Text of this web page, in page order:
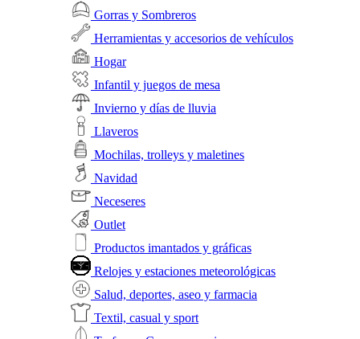
Gorras y Sombreros
Herramientas y accesorios de vehículos
Hogar
Infantil y juegos de mesa
Invierno y días de lluvia
Llaveros
Mochilas, trolleys y maletines
Navidad
Neceseres
Outlet
Productos imantados y gráficas
Relojes y estaciones meteorológicas
Salud, deportes, aseo y farmacia
Textil, casual y sport